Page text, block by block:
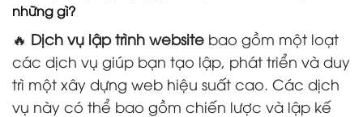
những gì?
🔥 Dịch vụ lập trình website bao gồm một loạt
các dịch vụ giúp bạn tạo lập, phát triển và duy
trì một xây dựng web hiệu suất cao. Các dịch
vụ này có thể bao gồm chiến lược và lập kế